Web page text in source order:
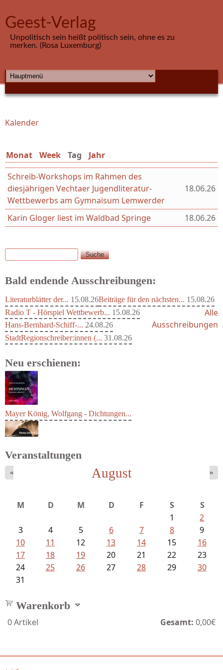
Geest-Verlag
Unpolitisch sein heißt politisch sein, ohne es zu
merken. (Rosa Luxemburg)
HAUPTMENÜ
Sie sind hier
Kalender
Monat Week Tag (aktiver Reiter)
Jahr
Schreib-Workshops im Rahmen des
diesjährigen Vechtaer Jugendliteratur-
Wettbewerbs am Gymnaisum Lemwerder
18.06.26
Karin Gloger liest im Waldbad Springe 18.06.26
Suchformular
Suche
Bald endende Ausschreibungen:
Literaturblätter der... 15.08.26Beiträge für den nächsten... 15.08.26
Radio T - Hörspiel Wettbewerb... 15.08.26
Hans-Bernhard-Schiff-... 24.08.26
StadtRegionschreiber:innen (... 31.08.26
Alle
Ausschreibungen
Neu erschienen:
Mayer König, Wolfgang - Dichtungen...
Veranstaltungen
August
« »
M D M D F S
S
1
2
3
4 5 6 7 8
9
10
11 12 13 14 15
16
17
18 19 20 21 22
23
24
25 26 27 28 29
30
31
Warenkorb
0Artikel Gesamt: 0,00€